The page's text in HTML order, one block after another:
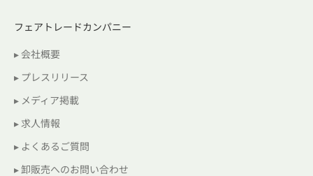
フェアトレードカンパニー
▸ 会社概要
▸ プレスリリース
▸ メディア掲載
▸ 求人情報
▸ よくあるご質問
▸ 卸販売へのお問い合わせ